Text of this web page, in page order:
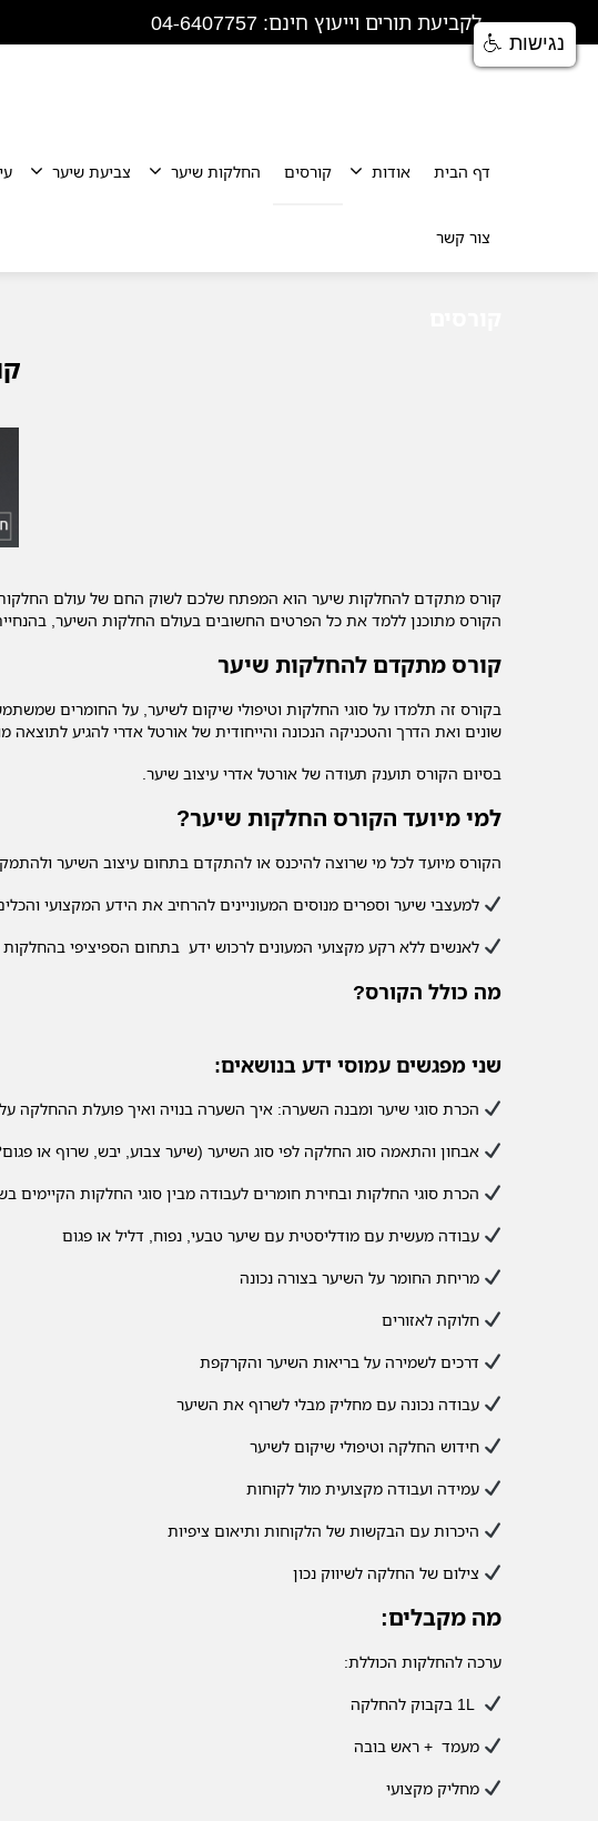
לקביעת תורים וייעוץ חינם: 04-6407757
דף הבית אודות קורסים החלקות שיער צביעת שיער
צור קשר
קורס מתקדם להחלקות שיער הוא המפתח שלכם לשוק החם של עולם
הקורס מתוכנן ללמד את כל הפרטים החשובים בעולם החלקות השיער, בהנחיית
קורס מתקדם להחלקות שיער
בקורס זה תלמדו על סוגי החלקות וטיפולי שיקום לשיער, על החומרים
שונים ואת הדרך והטכניקה הנכונה והייחודית של אורטל אדרי להגיע
בסיום הקורס תוענק תעודה של אורטל אדרי עיצוב שיער.
למי מיועד הקורס החלקות שיער?
הקורס מיועד לכל מי שרוצה להיכנס או להתקדם בתחום עיצוב השיער
למעצבי שיער וספרים מנוסים המעוניינים להרחיב את הידע המקצועי
לאנשים ללא רקע מקצועי המעונים לרכוש ידע בתחום הספיציפי
מה כולל הקורס?
שני מפגשים עמוסי ידע בנושאים:
הכרת סוגי שיער ומבנה השערה: איך השערה בנויה ואיך פועלת ההחלקה
אבחון והתאמה סוג החלקה לפי סוג השיער (שיער צבוע, יבש, שרוף או
הכרת סוגי החלקות ובחירת חומרים לעבודה מבין סוגי החלקות הקיימים
עבודה מעשית עם מודליסטית עם שיער טבעי, נפוח, דליל או פגום
מריחת החומר על השיער בצורה נכונה
חלוקה לאזורים
דרכים לשמירה על בריאות השיער והקרקפת
עבודה נכונה עם מחליק מבלי לשרוף את השיער
חידוש החלקה וטיפולי שיקום לשיער
עמידה ועבודה מקצועית מול לקוחות
היכרות עם הבקשות של הלקוחות ותיאום ציפיות
צילום של החלקה לשיווק נכון
מה מקבלים:
ערכה להחלקות הכוללת:
מעמד + ראש בובה
מחליק מקצועי
נגישות